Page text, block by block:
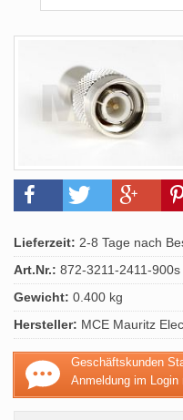
Lieferzeit: 2-8 Tage nach
Art.Nr.: 872-3211-2411-900s
Gewicht: 0.400 kg
Hersteller: MCE Mauritz
Geschäftskunden
Anmeldung im